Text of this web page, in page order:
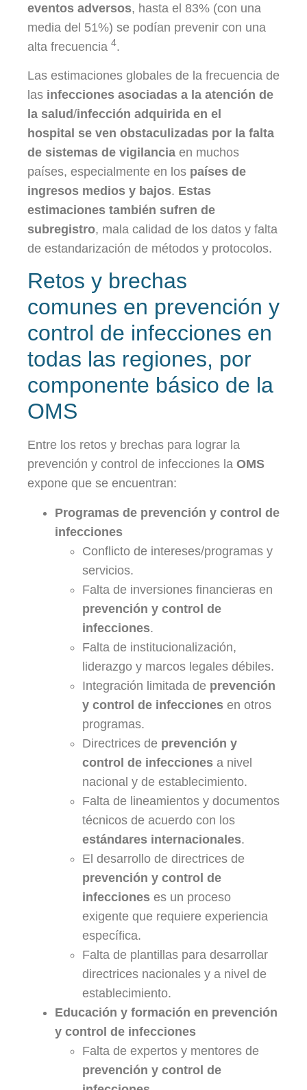
eventos adversos, hasta el 83% (con una
media del 51%) se podían prevenir con una
alta frecuencia 4.
Las estimaciones globales de la frecuencia de
las infecciones asociadas a la atención de
la salud/infección adquirida en el
hospital se ven obstaculizadas por la falta
de sistemas de vigilancia en muchos
países, especialmente en los países de
ingresos medios y bajos. Estas
estimaciones también sufren de
subregistro, mala calidad de los datos y falta
de estandarización de métodos y protocolos.
Retos y brechas
comunes en prevención y
control de infecciones en
todas las regiones, por
componente básico de la
OMS
Entre los retos y brechas para lograr la
prevención y control de infecciones la OMS
expone que se encuentran:
Programas de prevención y control de
infecciones
Conflicto de intereses/programas y
servicios.
Falta de inversiones financieras en
prevención y control de
infecciones.
Falta de institucionalización,
liderazgo y marcos legales débiles.
Integración limitada de prevención
y control de infecciones en otros
programas.
Directrices de prevención y
control de infecciones a nivel
nacional y de establecimiento.
Falta de lineamientos y documentos
técnicos de acuerdo con los
estándares internacionales.
El desarrollo de directrices de
prevención y control de
infecciones es un proceso
exigente que requiere experiencia
específica.
Falta de plantillas para desarrollar
directrices nacionales y a nivel de
establecimiento.
Educación y formación en prevención
y control de infecciones
Falta de expertos y mentores de
prevención y control de